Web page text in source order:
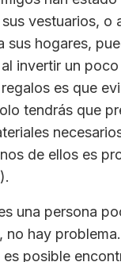
vestuarios, o
sus hogares,
invertir un
es que
tendrás que
de ellos es
una persona
no hay
es posible